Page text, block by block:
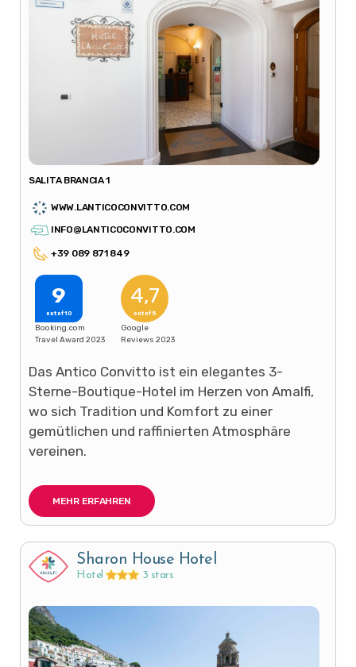
SALITA BRANCIA 1
WWW.LANTICOCONVITTO.COM
INFO@LANTICOCONVITTO.COM
+39 089 871 849
9
out of 10
Booking.com
Travel Award 2023
4,7
out of 5
Google
Reviews 2023
Das Antico Convitto ist ein elegantes 3-
Sterne-Boutique-Hotel im Herzen von Amalfi,
wo sich Tradition und Komfort zu einer
gemütlichen und raffinierten Atmosphäre
vereinen.
MEHR ERFAHREN
Sharon House Hotel
Hotel 3 stars